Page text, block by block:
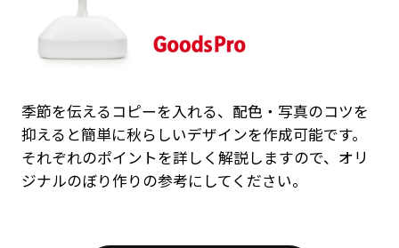
季節を伝えるコピーを入れる、配色・写真のコツを
抑えると簡単に秋らしいデザインを作成可能です。
それぞれのポイントを詳しく解説しますので、オリ
ジナルのぼり作りの参考にしてください。